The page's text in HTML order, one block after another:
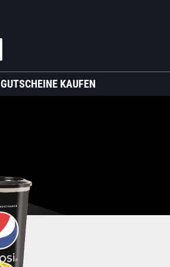
GUTSCHEINE KAUFEN